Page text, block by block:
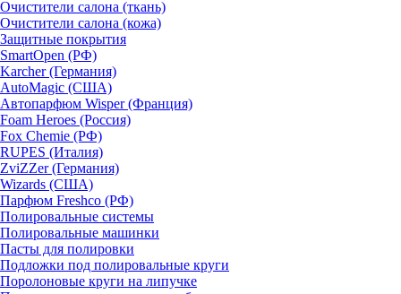
Очистители салона (ткань)
Очистители салона (кожа)
Защитные покрытия
SmartOpen (РФ)
Karcher (Германия)
AutoMagic (США)
Автопарфюм Wisper (Франция)
Foam Heroes (Россия)
Fox Chemie (РФ)
RUPES (Италия)
ZviZZer (Германия)
Wizards (США)
Парфюм Freshco (РФ)
Полировальные системы
Полировальные машинки
Пасты для полировки
Подложки под полировальные круги
Поролоновые круги на липучке